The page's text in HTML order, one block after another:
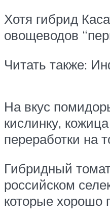
Хотя гибрид
овощеводов
Читать также:
На вкус
кислинку,
переработки на
Гибридный
российском
которые хорошо